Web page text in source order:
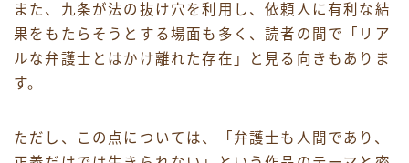
また、九条が法の抜け穴を利用し、依頼人に有利な結
果をもたらそうとする場面も多く、読者の間で「リア
ルな弁護士とはかけ離れた存在」と見る向きもありま
す。
ただし、この点については、「弁護士も人間であり、